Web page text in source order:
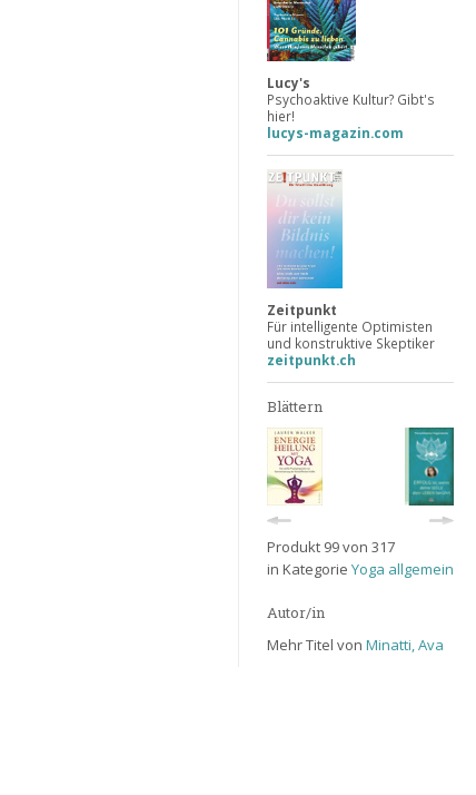
Lucy's
Psychoaktive Kultur? Gibt's
hier!
lucys-magazin.com
Zeitpunkt
Für intelligente Optimisten
und konstruktive Skeptiker
zeitpunkt.ch
Blättern
Produkt 99 von 317
in Kategorie Yoga allgemein
Autor/in
Mehr Titel von Minatti, Ava